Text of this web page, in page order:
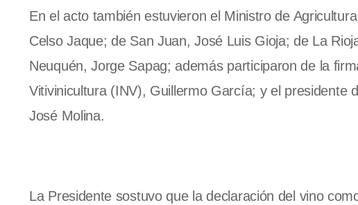
En el acto también estuvieron el Ministro de
Celso Jaque; de San Juan, José Luis Gioja; de La
Neuquén, Jorge Sapag; además participaron de la
Vitivinicultura (INV), Guillermo García; y el presidente
José Molina.
La Presidente sostuvo que la declaración del vino